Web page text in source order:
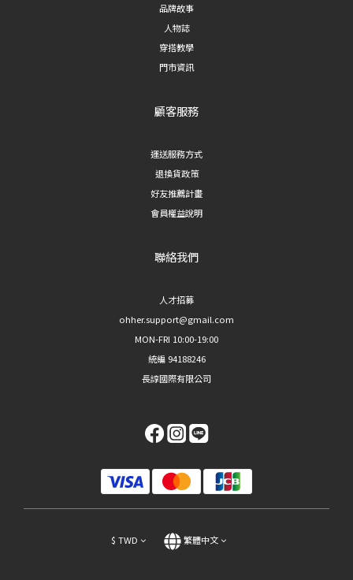
品牌故事
人物誌
穿搭教學
門市資訊
顧客服務
運送服務方式
退換貨政策
好友推薦計畫
會員權益說明
聯絡我們
人才招募
ohher.support@gmail.com
MON-FRI 10:00-19:00
統編 94188246
長諄國際有限公司
$ TWD 繁體中文